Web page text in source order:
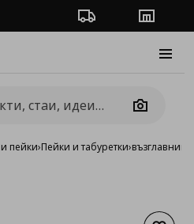
Проследяване на
Camera
пейки›Пейки и табуретки›възглавница